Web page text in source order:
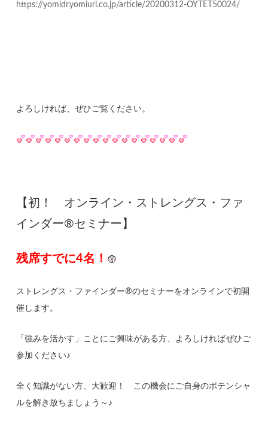
https://yomidr.yomiuri.co.jp/article/20200312-OYTET50024/
よろしければ、ぜひご覧ください。
【初！ オンライン・ストレングス・ファ
インダー®セミナー】
残席すでに4名！
ストレングス・ファインダー®のセミナーをオンラインで初開
催します。
「強みを活かす」ことにご興味がある方、よろしければぜひご
参加ください♪
全く知識がない方、大歓迎！ この機会にご自身のポテンシャ
ルを解き放ちましょう～♪